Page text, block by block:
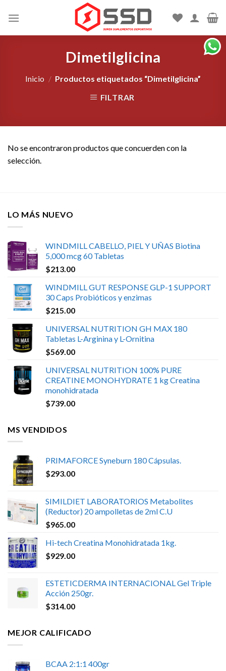
Dimetilglicina
Inicio / Productos etiquetados “Dimetilglicina”
FILTRAR
No se encontraron productos que concuerden con la
selección.
LO MÁS NUEVO
WINDMILL CABELLO, PIEL Y UÑAS Biotina
5,000 mcg 60 Tabletas
$213.00
WINDMILL GUT RESPONSE GLP-1 SUPPORT
30 Caps Probióticos y enzimas
$215.00
UNIVERSAL NUTRITION GH MAX 180
Tabletas L-Arginina y L-Ornitina
$569.00
UNIVERSAL NUTRITION 100% PURE
CREATINE MONOHYDRATE 1 kg Creatina
monohidratada
$739.00
MS VENDIDOS
PRIMAFORCE Syneburn 180 Cápsulas.
$293.00
SIMILDIET LABORATORIOS Metabolites
(Reductor) 20 ampolletas de 2ml C.U
$965.00
Hi-tech Creatina Monohidratada 1kg.
$929.00
ESTETICDERMA INTERNACIONAL Gel Triple
Acción 250gr.
$314.00
MEJOR CALIFICADO
BCAA 2:1:1 400gr